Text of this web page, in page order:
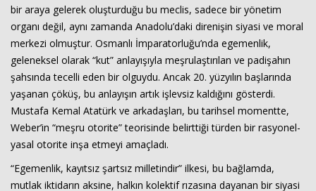
bir araya gelerek oluşturduğu bu meclis, sadece bir yönetim
organı değil, aynı zamanda Anadolu’daki direnişin siyasi ve moral
merkezi olmuştur. Osmanlı İmparatorluğu’nda egemenlik,
geleneksel olarak “kut” anlayışıyla meşrulaştırılan ve padişahın
şahsında tecelli eden bir olguydu. Ancak 20. yüzyılın başlarında
yaşanan çöküş, bu anlayışın artık işlevsiz kaldığını gösterdi.
Mustafa Kemal Atatürk ve arkadaşları, bu tarihsel momentte,
Weber’in “meşru otorite” teorisinde belirttiği türden bir rasyonel-
yasal otorite inşa etmeyi amaçladı.
“Egemenlik, kayıtsız şartsız milletindir” ilkesi, bu bağlamda,
mutlak iktidarın aksine, halkın kolektif rızasına dayanan bir siyasi